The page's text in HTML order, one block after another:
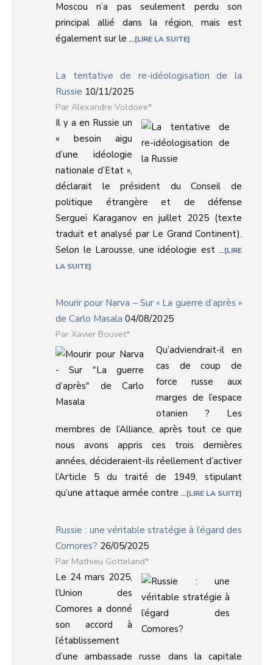
Moscou n’a pas seulement perdu son
principal allié dans la région, mais est
également sur le ... LIRE LA SUITE
La tentative de re-idéologisation de la
Russie 10/11/2025
Alexandre Voldoire*
Il y a en Russie un
« besoin aigu
d’une idéologie
nationale d’Etat »,
déclarait le président du Conseil de
politique étrangère et de défense
Sergueï Karaganov en juillet 2025 (texte
traduit et analysé par Le Grand Continent).
Selon le Larousse, une idéologie est ... LIRE
LA SUITE
Mourir pour Narva – Sur « La guerre d’après »
de Carlo Masala 04/08/2025
Xavier Bouvet*
Qu’adviendrait-il en
cas de coup de
force russe aux
marges de l’espace
otanien ? Les
membres de l’Alliance, après tout ce que
nous avons appris ces trois dernières
années, décideraient-ils réellement d’activer
l’Article 5 du traité de 1949, stipulant
qu’une attaque armée contre ... LIRE LA SUITE
Russie : une véritable stratégie à l’égard des
Comores? 26/05/2025
Mathieu Gotteland*
Le 24 mars 2025,
l’Union des
Comores a donné
son accord à
l’établissement
d’une ambassade russe dans la capitale